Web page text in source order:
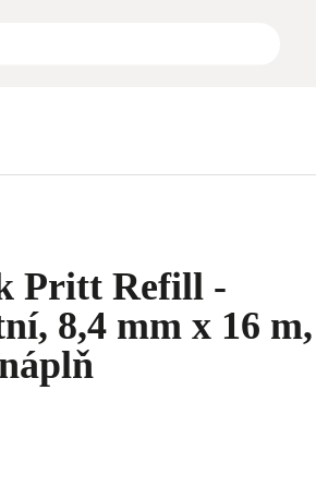
Pritt Refill -
8,4 mm x 16 m,